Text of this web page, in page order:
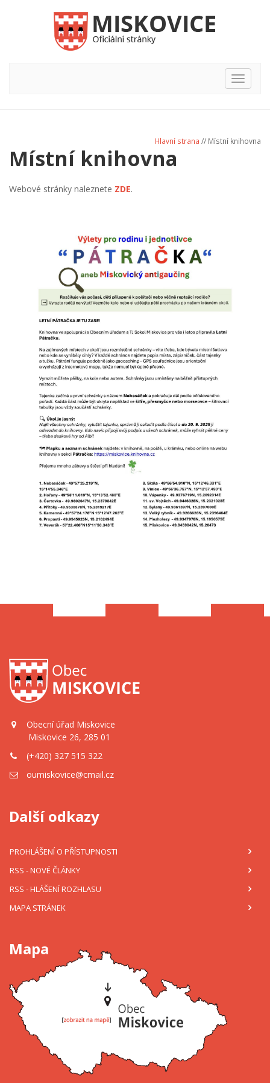
Hlavní
nabídka
Hlavní strana // Místní knihovna
Místní knihovna
Webové stránky naleznete ZDE.
Obecní úřad Miskovice
Miskovice 26, 285 01
(+420) 327 515 322
oumiskovice@cmail.cz
Další odkazy
PROHLÁŠENÍ O PŘÍSTUPNOSTI
RSS - NOVÉ ČLÁNKY
RSS - HLÁŠENÍ ROZHLASU
MAPA STRÁNEK
Mapa